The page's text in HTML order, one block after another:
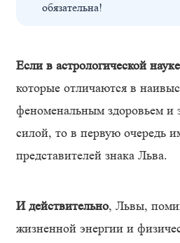
обязательна!
Если в астрологической науке
которые отличаются в
феноменальным здоровьем и
силой, то в первую очередь
представителей знака Льва.
И действительно, Львы,
жизненной энергии и